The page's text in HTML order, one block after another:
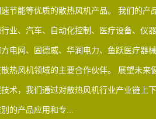
节能等优质的散热风机产品。 我们的产
业、汽车、自动化控制、医疗设备、仪
电网、固德威、华润电力、鱼跃医疗器
热风机领域的主要合作伙伴。 展望未来
术，我们通过对散热风机行业产业链上
的产品应用和专...